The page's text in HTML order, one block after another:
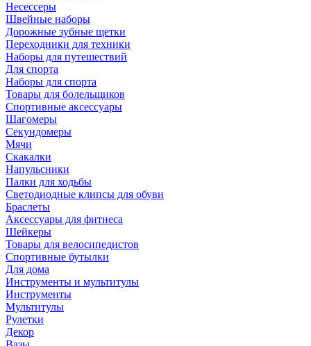
Несессеры
Швейные наборы
Дорожные зубные щетки
Переходники для техники
Наборы для путешествий
Для спорта
Наборы для спорта
Товары для болельщиков
Спортивные аксессуары
Шагомеры
Секундомеры
Мячи
Скакалки
Напульсники
Палки для ходьбы
Светодиодные клипсы для обуви
Браслеты
Аксессуары для фитнеса
Шейкеры
Товары для велосипедистов
Спортивные бутылки
Для дома
Инструменты и мультитулы
Инструменты
Мультитулы
Рулетки
Декор